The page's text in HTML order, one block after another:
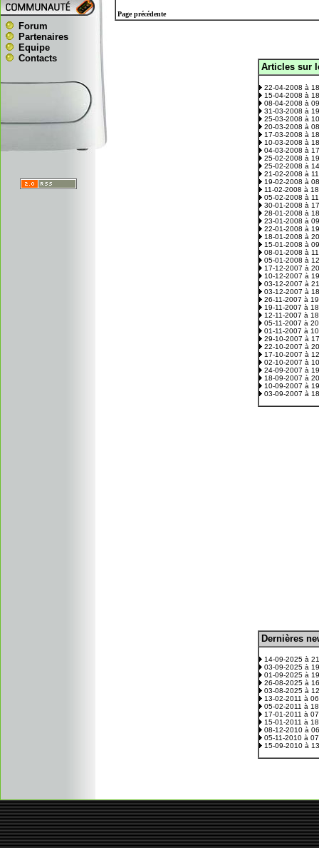
Forum
Partenaires
Equipe
Contacts
Page précédente
Articles sur
22-04-2008 à
15-04-2008 à
08-04-2008 à
31-03-2008 à
25-03-2008 à
20-03-2008 à
17-03-2008 à
10-03-2008 à
04-03-2008 à
25-02-2008 à
25-02-2008 à
21-02-2008 à
19-02-2008 à
11-02-2008 à
05-02-2008 à
30-01-2008 à
28-01-2008 à
23-01-2008 à
22-01-2008 à
18-01-2008 à
15-01-2008 à
08-01-2008 à
05-01-2008 à
17-12-2007 à
10-12-2007 à
03-12-2007 à
03-12-2007 à
26-11-2007 à
19-11-2007 à
12-11-2007 à
05-11-2007 à
01-11-2007 à
29-10-2007 à
22-10-2007 à
17-10-2007 à
02-10-2007 à
24-09-2007 à
18-09-2007 à
10-09-2007 à
03-09-2007 à
Dernières
14-09-2025 à
03-09-2025 à
01-09-2025 à
26-08-2025 à
03-08-2025 à
13-02-2011 à
05-02-2011 à
17-01-2011 à
15-01-2011 à
08-12-2010 à
05-11-2010 à
15-09-2010 à